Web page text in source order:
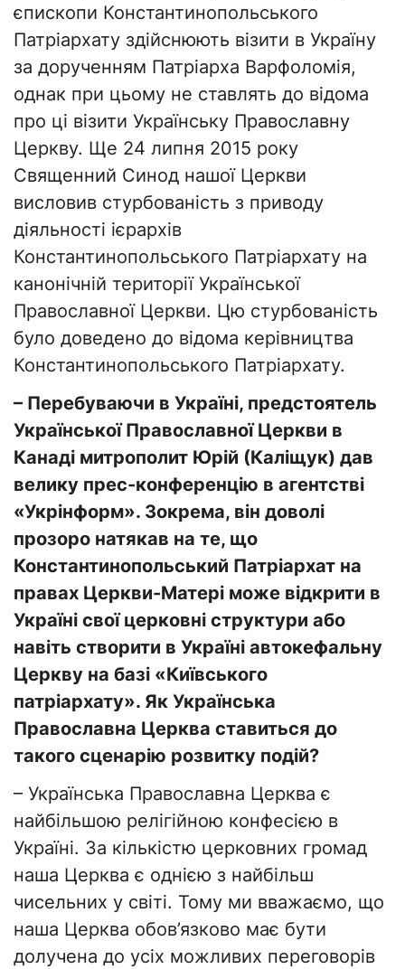
єпископи Константинопольського
Патріархату здійснюють візити в Україну
за дорученням Патріарха Варфоломія,
однак при цьому не ставлять до відома
про ці візити Українську Православну
Церкву. Ще 24 липня 2015 року
Священний Синод нашої Церкви
висловив стурбованість з приводу
діяльності ієрархів
Константинопольського Патріархату на
канонічній території Української
Православної Церкви. Цю стурбованість
було доведено до відома керівництва
Константинопольського Патріархату.
– Перебуваючи в Україні, предстоятель
Української Православної Церкви в
Канаді митрополит Юрій (Каліщук) дав
велику прес-конференцію в агентстві
«Укрінформ». Зокрема, він доволі
прозоро натякав на те, що
Константинопольський Патріархат на
правах Церкви-Матері може відкрити в
Україні свої церковні структури або
навіть створити в Україні автокефальну
Церкву на базі «Київського
патріархату». Як Українська
Православна Церква ставиться до
такого сценарію розвитку подій?
– Українська Православна Церква є
найбільшою релігійною конфесією в
Україні. За кількістю церковних громад
наша Церква є однією з найбільш
чисельних у світі. Тому ми вважаємо, що
наша Церква обов’язково має бути
долучена до усіх можливих переговорів